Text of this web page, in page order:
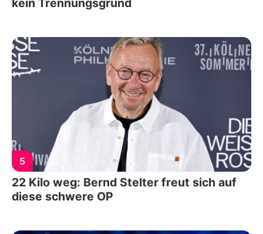
5
22 Kilo weg: Bernd Stelter freut sich auf
diese schwere OP